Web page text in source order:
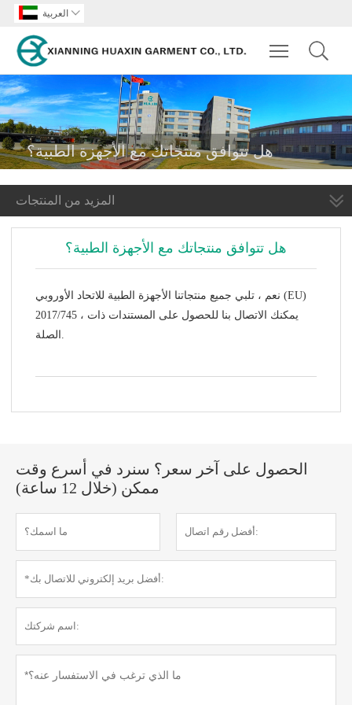
العربية 
Toggle
هل تتوافق منتجاتك مع الأجهزة الطبية؟
المزيد من المنتجات
هل تتوافق منتجاتك مع الأجهزة الطبية؟
نعم ، تلبي جميع منتجاتنا الأجهزة الطبية للاتحاد الأوروبي (EU)
2017/745 ، يمكنك الاتصال بنا للحصول على المستندات ذات
الصلة.
الحصول على آخر سعر؟ سنرد في أسرع وقت
ممكن (خلال 12 ساعة)